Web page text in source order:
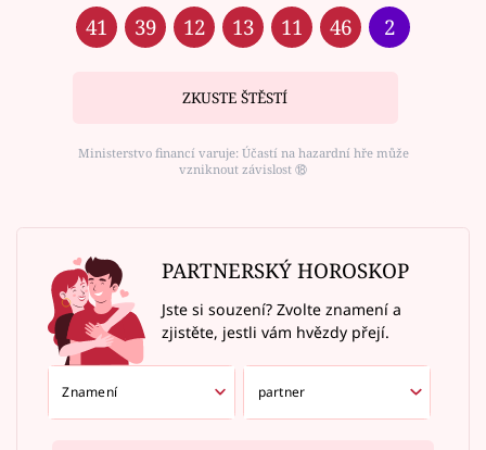
41 39 12 13 11 46 2
ZKUSTE ŠTĚSTÍ
Ministerstvo financí varuje: Účastí na hazardní hře může
vzniknout závislost ⑱
PARTNERSKÝ HOROSKOP
Jste si souzení? Zvolte znamení a
zjistěte, jestli vám hvězdy přejí.